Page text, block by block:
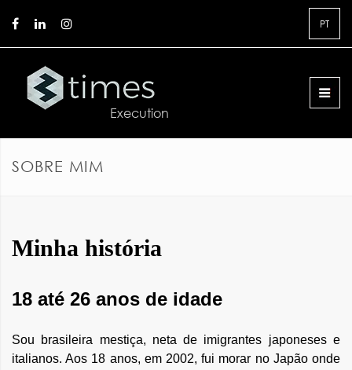
PT
SOBRE MIM
Minha história
18 até 26 anos de idade
Sou brasileira mestiça, neta de imigrantes japoneses e
italianos. Aos 18 anos, em 2002, fui morar no Japão onde